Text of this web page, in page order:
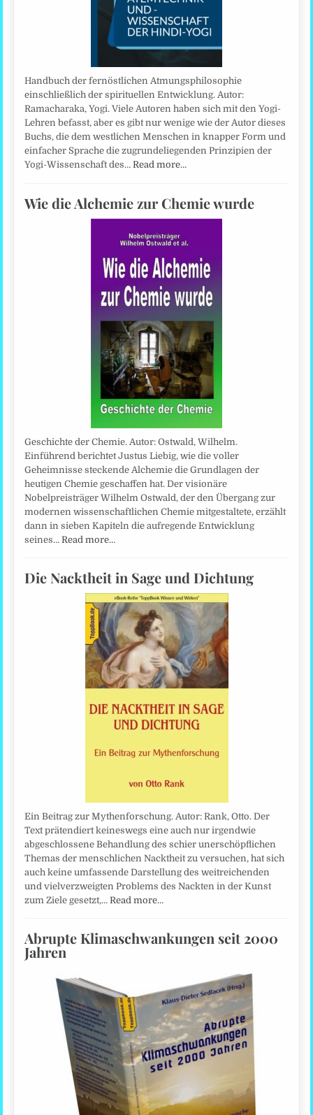
Handbuch der fernöstlichen Atmungsphilosophie
einschließlich der spirituellen Entwicklung. Autor:
Ramacharaka, Yogi. Viele Autoren haben sich mit den Yogi-
Lehren befasst, aber es gibt nur wenige wie der Autor dieses
Buchs, die dem westlichen Menschen in knapper Form und
einfacher Sprache die zugrundeliegenden Prinzipien der
Yogi-Wissenschaft des…Read more…
Wie die Alchemie zur Chemie wurde
Geschichte der Chemie. Autor: Ostwald, Wilhelm.
Einführend berichtet Justus Liebig, wie die voller
Geheimnisse steckende Alchemie die Grundlagen der
heutigen Chemie geschaffen hat. Der visionäre
Nobelpreisträger Wilhelm Ostwald, der den Übergang zur
modernen wissenschaftlichen Chemie mitgestaltete, erzählt
dann in sieben Kapiteln die aufregende Entwicklung
seines…Read more…
Die Nacktheit in Sage und Dichtung
Ein Beitrag zur Mythenforschung. Autor: Rank, Otto. Der
Text prätendiert keineswegs eine auch nur irgendwie
abgeschlossene Behandlung des schier unerschöpflichen
Themas der menschlichen Nacktheit zu versuchen, hat sich
auch keine umfassende Darstellung des weitreichenden
und vielverzweigten Problems des Nackten in der Kunst
zum Ziele gesetzt,…Read more…
Abrupte Klimaschwankungen seit 2000
Jahren